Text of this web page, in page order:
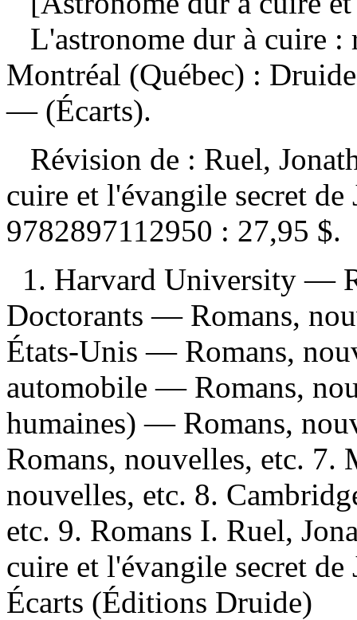
L'astronome dur à cuire
Montréal (Québec) :
— (Écarts).
Révision de : Ruel,
cuire et l'évangile secret
9782897112950 : 27,95 $.
1. Harvard University —
Doctorants — Romans,
États-Unis — Romans,
automobile — Romans,
humaines) — Romans,
Romans, nouvelles, etc.
nouvelles, etc. 8.
etc. 9. Romans I. Ruel,
cuire et l'évangile secret
Écarts (Éditions Druide)